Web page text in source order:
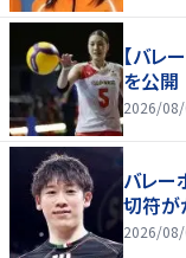
【バレ
を公
2026/
バレ
切符が
2026/